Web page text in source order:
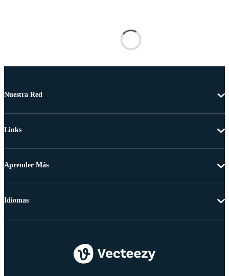
Nuestra Red
Links
Aprender Más
Idiomas